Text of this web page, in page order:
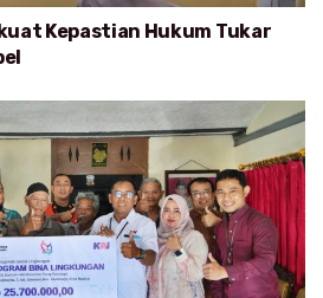
Kepastian Hukum Tukar